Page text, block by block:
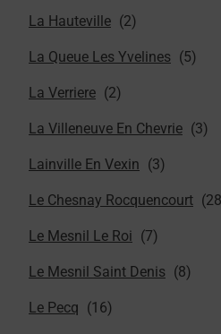
La Hauteville
La Queue Les Yvelines
La Verriere
La Villeneuve En Chevrie
Lainville En Vexin
Le Chesnay Rocquencourt
Le Mesnil Le Roi
Le Mesnil Saint Denis
Le Pecq